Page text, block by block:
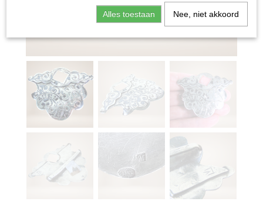
Alles toestaan Nee, niet akkoord